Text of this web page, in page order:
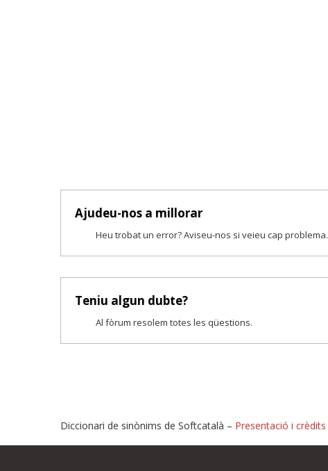
Ajudeu-nos a millorar
Heu trobat un error? Aviseu-nos si veieu cap problema.
Teniu algun dubte?
Al fòrum resolem totes les qüestions.
Diccionari de sinònims de Softcatalà – Presentació i crèdits